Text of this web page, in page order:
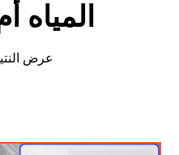
المياه
عرض